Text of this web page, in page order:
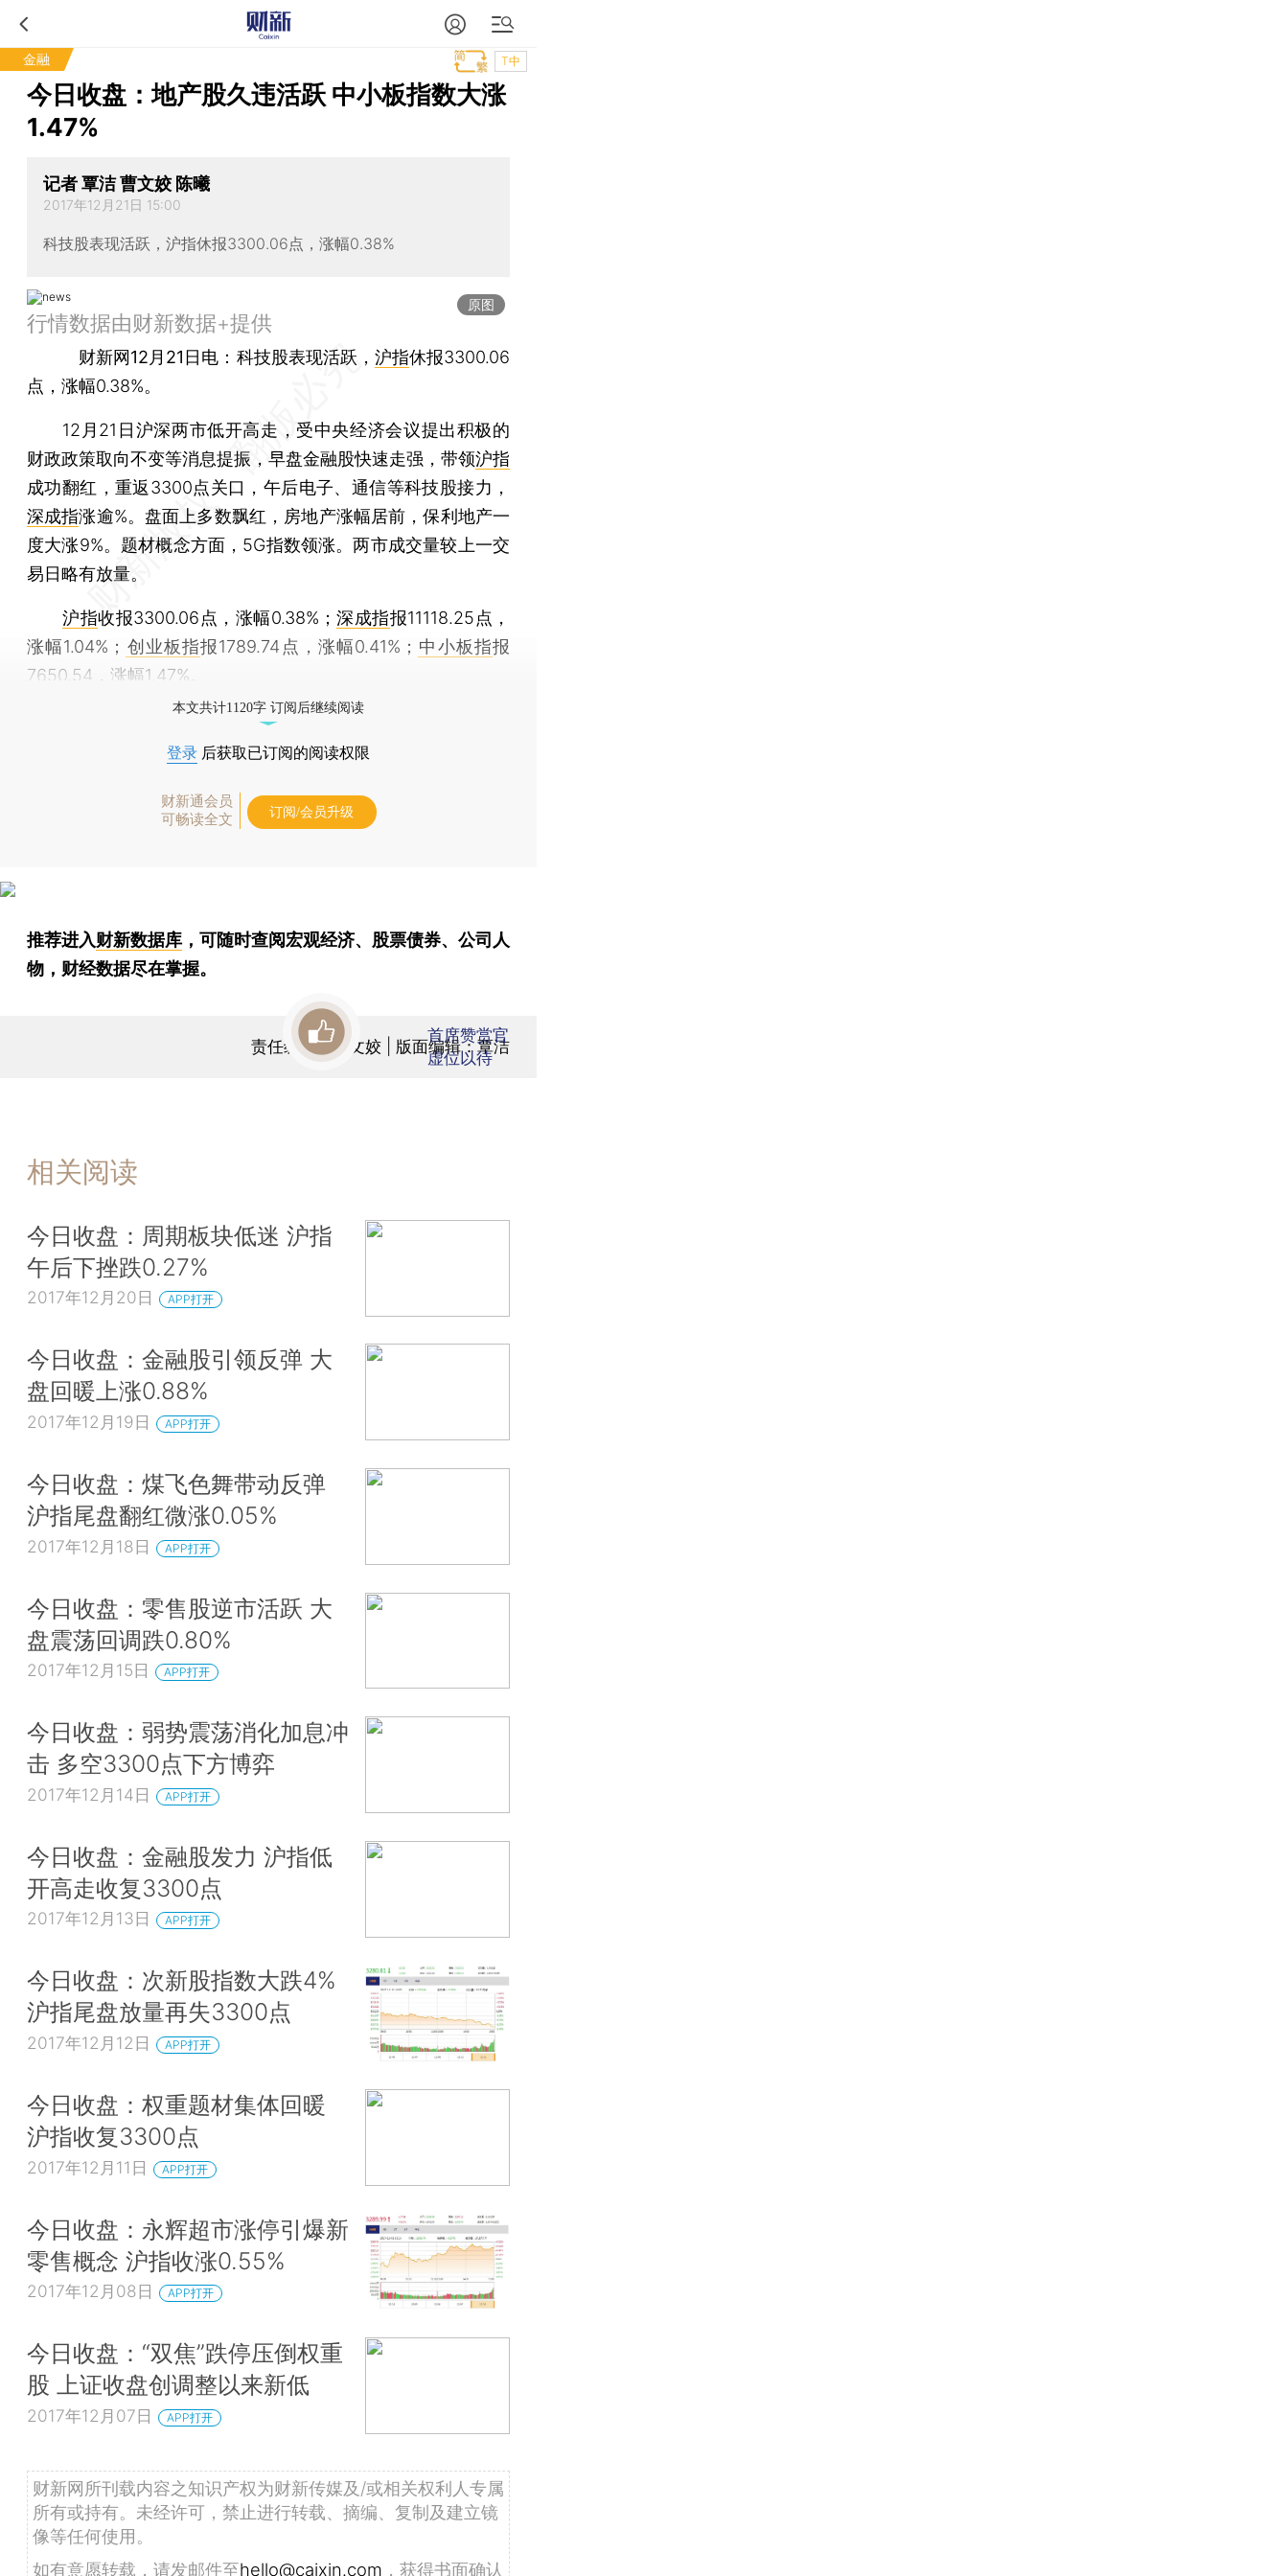
金融 T中
今日收盘：地产股久违活跃 中小板指数大涨
1.47%
记者 覃洁 曹文姣 陈曦
2017年12月21日 15:00
科技股表现活跃，沪指休报3300.06点，涨幅0.38%
原图
行情数据由财新数据+提供
财新网12月21日电 ：科技股表现活跃， 沪指休报3300.06
点，涨幅0.38%。
12月21日沪深两市低开高走，受中央经济会议提出积极的
财政政策取向不变等消息提振，早盘金融股快速走强，带领沪指
成功翻红，重返3300点关口，午后电子、通信等科技股接力，
深成指涨逾%。盘面上多数飘红，房地产涨幅居前，保利地产一
度大涨9%。题材概念方面，5G指数领涨。两市成交量较上一交
易日略有放量。
沪指收报3300.06点，涨幅0.38%； 深成指报11118.25点，
涨幅1.04%； 创业板指报1789.74点，涨幅0.41%； 中小板指报
7650.54，涨幅1.47%。
本文共计1120字 订阅后继续阅读
登录 后获取已订阅的阅读权限
财新通会员
可畅读全文
订阅/会员升级
推荐进入财新数据库 ，可随时查阅宏观经济、股票债券、公司人
物，财经数据尽在掌握。
责任编辑：曹文姣 | 版面编辑：覃洁
首席赞赏官
虚位以待
相关阅读
今日收盘：周期板块低迷 沪指
午后下挫跌0.27%
2017年12月20日 APP打开
今日收盘：金融股引领反弹 大
盘回暖上涨0.88%
2017年12月19日 APP打开
今日收盘：煤飞色舞带动反弹
沪指尾盘翻红微涨0.05%
2017年12月18日 APP打开
今日收盘：零售股逆市活跃 大
盘震荡回调跌0.80%
2017年12月15日 APP打开
今日收盘：弱势震荡消化加息冲
击 多空3300点下方博弈
2017年12月14日 APP打开
今日收盘：金融股发力 沪指低
开高走收复3300点
2017年12月13日 APP打开
今日收盘：次新股指数大跌4%
沪指尾盘放量再失3300点
2017年12月12日 APP打开
今日收盘：权重题材集体回暖
沪指收复3300点
2017年12月11日 APP打开
今日收盘：永辉超市涨停引爆新
零售概念 沪指收涨0.55%
2017年12月08日 APP打开
今日收盘：“双焦”跌停压倒权重
股 上证收盘创调整以来新低
2017年12月07日 APP打开
财新网所刊载内容之知识产权为财新传媒及/或相关权利人专属
所有或持有。未经许可，禁止进行转载、摘编、复制及建立镜
像等任何使用。
如有意愿转载，请发邮件至hello@caixin.com ，获得书面确认